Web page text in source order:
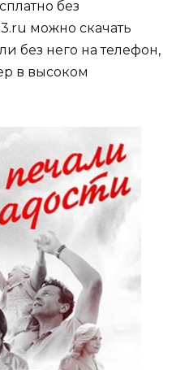
без
можно скачать
без него на телефон,
в высоком